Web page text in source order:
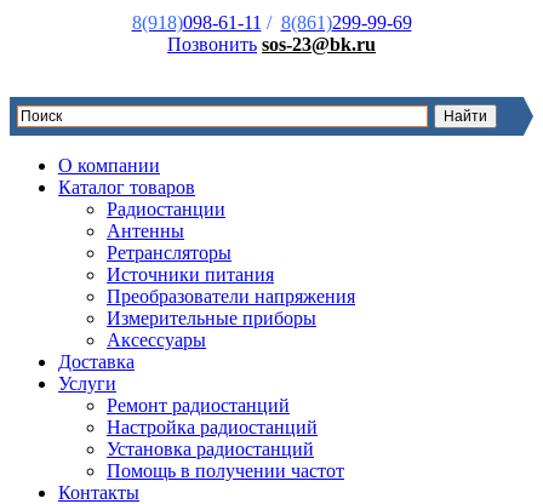
8(918)098-61-11 / 8(861)299-99-69
Позвонить sos-23@bk.ru
О компании
Каталог товаров
Радиостанции
Антенны
Ретрансляторы
Источники питания
Преобразователи напряжения
Измерительные приборы
Аксессуары
Доставка
Услуги
Ремонт радиостанций
Настройка радиостанций
Установка радиостанций
Помощь в получении частот
Контакты